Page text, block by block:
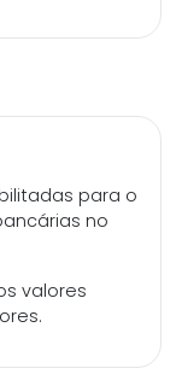
para o
no
valores